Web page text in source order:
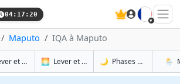
04:17:20 🇫🇷
Maputo IQA à Maputo
Lever et coucher du soleil à Maputo
🌅 Lever et coucher du soleil demain à
🌙 Phases de la Lune à
🌦️